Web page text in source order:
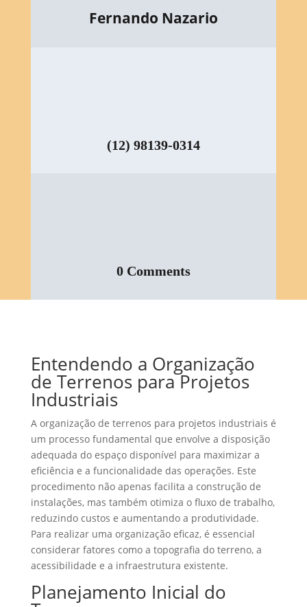
Fernando Nazario
(12) 98139-0314
0 Comments
Entendendo a Organização
de Terrenos para Projetos
Industriais
A organização de terrenos para projetos industriais é
um processo fundamental que envolve a disposição
adequada do espaço disponível para maximizar a
eficiência e a funcionalidade das operações. Este
procedimento não apenas facilita a construção de
instalações, mas também otimiza o fluxo de trabalho,
reduzindo custos e aumentando a produtividade.
Para realizar uma organização eficaz, é essencial
considerar fatores como a topografia do terreno, a
acessibilidade e a infraestrutura existente.
Planejamento Inicial do